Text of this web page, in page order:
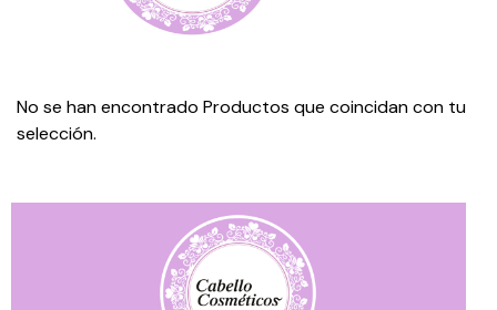
No se han encontrado Productos que coincidan con tu
selección.